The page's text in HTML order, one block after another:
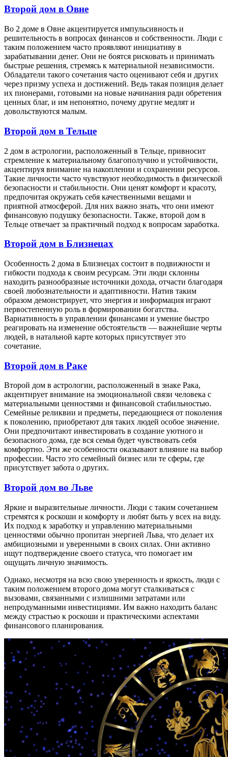
Второй дом в Овне
Во 2 доме в Овне акцентируется импульсивность и
решительность в вопросах финансов и собственности. Люди с
таким положением часто проявляют инициативу в
зарабатывании денег. Они не боятся рисковать и принимать
быстрые решения, стремясь к материальной независимости.
Обладатели такого сочетания часто оценивают себя и других
через призму успеха и достижений. Ведь такая позиция делает
их пионерами, готовыми на новые начинания ради обретения
ценных благ, и им непонятно, почему другие медлят и
довольствуются малым.
Второй дом в Тельце
2 дом в астрологии, расположенный в Тельце, привносит
стремление к материальному благополучию и устойчивости,
акцентируя внимание на накоплении и сохранении ресурсов.
Такие личности часто чувствуют необходимость в физической
безопасности и стабильности. Они ценят комфорт и красоту,
предпочитая окружать себя качественными вещами и
приятной атмосферой. Для них важно знать, что они имеют
финансовую подушку безопасности. Также, второй дом в
Тельце отвечает за практичный подход к вопросам заработка.
Второй дом в Близнецах
Особенность 2 дома в Близнецах состоит в подвижности и
гибкости подхода к своим ресурсам. Эти люди склонны
находить разнообразные источники дохода, отчасти благодаря
своей любознательности и адаптивности. Натив таким
образом демонстрирует, что энергия и информация играют
первостепенную роль в формировании богатства.
Вариативность в управлении финансами и умение быстро
реагировать на изменение обстоятельств — важнейшие черты
людей, в натальной карте которых присутствует это
сочетание.
Второй дом в Раке
Второй дом в астрологии, расположенный в знаке Рака,
акцентирует внимание на эмоциональной связи человека с
материальными ценностями и финансовой стабильностью.
Семейные реликвии и предметы, передающиеся от поколения
к поколению, приобретают для таких людей особое значение.
Они предпочитают инвестировать в создание уютного и
безопасного дома, где вся семья будет чувствовать себя
комфортно. Эти же особенности оказывают влияние на выбор
профессии. Часто это семейный бизнес или те сферы, где
присутствует забота о других.
Второй дом во Льве
Яркие и выразительные личности. Люди с таким сочетанием
стремятся к роскоши и комфорту и любят быть у всех на виду.
Их подход к заработку и управлению материальными
ценностями обычно пропитан энергией Льва, что делает их
амбициозными и уверенными в своих силах. Они активно
ищут подтверждение своего статуса, что помогает им
ощущать личную значимость.
Однако, несмотря на всю свою уверенность и яркость, люди с
таким положением второго дома могут сталкиваться с
вызовами, связанными с излишними затратами или
непродуманными инвестициями. Им важно находить баланс
между страстью к роскоши и практическими аспектами
финансового планирования.